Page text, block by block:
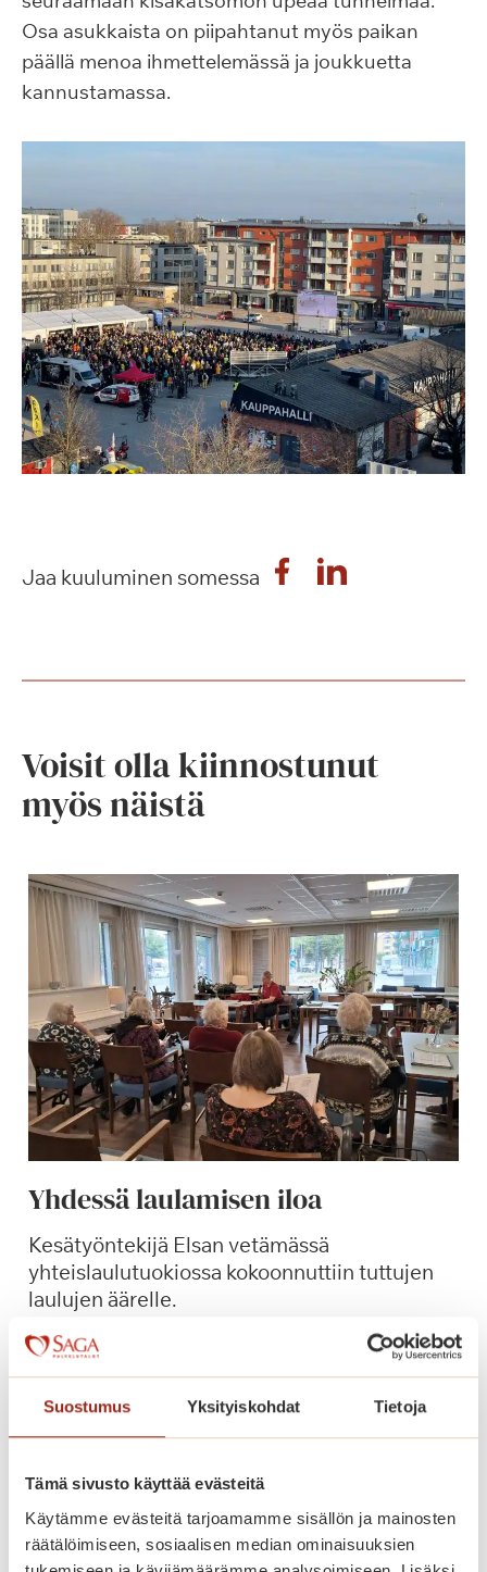
Suostumus Yksityiskohdat Tietoja
Tämä sivusto käyttää evästeitä
Käytämme evästeitä tarjoamamme sisällön ja mainosten
räätälöimiseen, sosiaalisen median ominaisuuksien
Osa asukkaista on piipahtanut myös paikan
päällä menoa ihmettelemässä ja joukkuetta
kannustamassa.
Jaa kuuluminen somessa
Voisit olla kiinnostunut
myös näistä
Yhdessä laulamisen iloa
Kesätyöntekijä Elsan vetämässä
yhteislaulutuokiossa kokoonnuttiin tuttujen
laulujen äärelle.
Lue lisää
h
ä
l
a